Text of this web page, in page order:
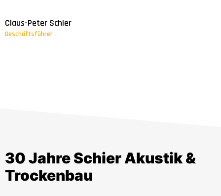
Claus-Peter Schier
Geschäftsführer
30 Jahre Schier Akustik &
Trockenbau